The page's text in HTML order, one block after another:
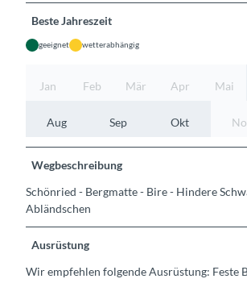
Beste Jahreszeit
geeignet wetterabhängig
Jan Feb Mär Apr Mai
Aug Sep Okt
Wegbeschreibung
Schönried - Bergmatte - Bire - Hindere
Abländschen
Ausrüstung
Wir empfehlen folgende Ausrüstung: Feste